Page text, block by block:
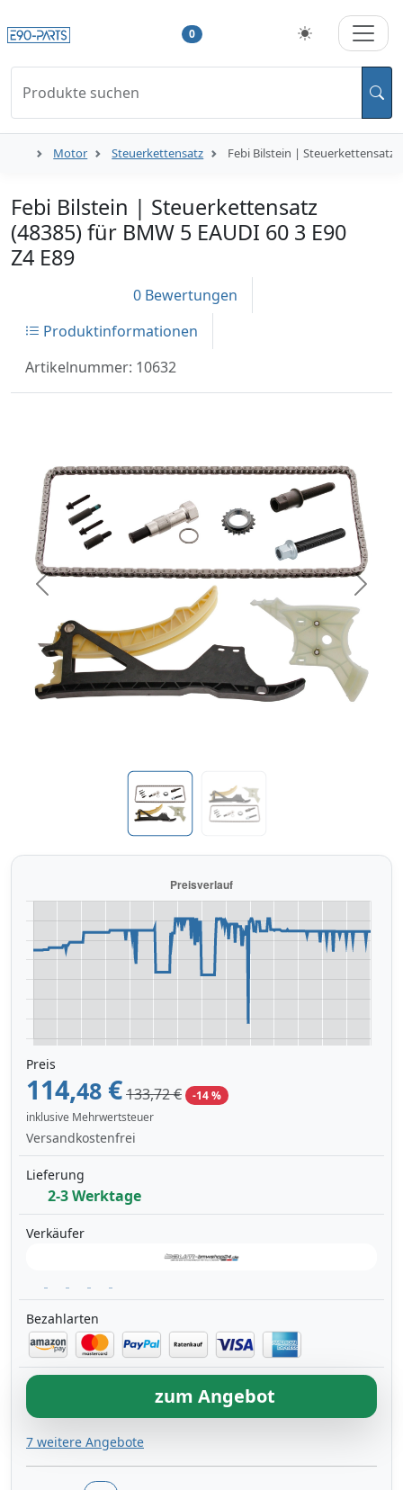
0
Produkte suchen
Motor Steuerkettensatz Febi Bilstein | Steuerkettensatz
Febi Bilstein | Steuerkettensatz
(48385) für BMW 5 EAUDI 60 3 E90
Z4 E89
0 Bewertungen
Produktinformationen
Artikelnummer: 10632
Previous Next
Preis
114,48 €133,72 €
-14 %
inklusive Mehrwertsteuer
Versandkostenfrei
Lieferung
2-3 Werktage
Verkäufer
Bezahlarten
zum Angebot
7 weitere Angebote